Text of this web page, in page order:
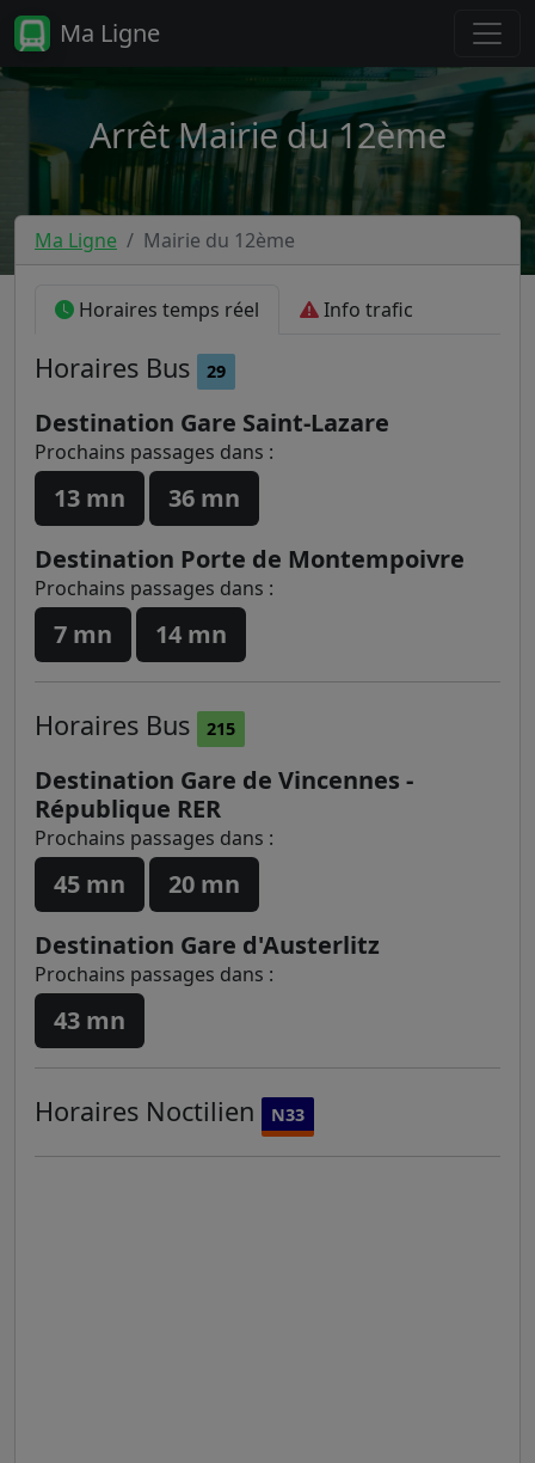
Ma Ligne
Arrêt Mairie du 12ème
Ma Ligne Mairie du 12ème
Horaires temps réel Info trafic
Horaires Bus 29
Destination Gare Saint-Lazare
Prochains passages dans :
13 mn
36 mn
Destination Porte de Montempoivre
Prochains passages dans :
7 mn 14 mn
Horaires Bus 215
Destination Gare de Vincennes -
République RER
Prochains passages dans :
45 mn
20 mn
Destination Gare d'Austerlitz
Prochains passages dans :
43 mn
Horaires Noctilien N33